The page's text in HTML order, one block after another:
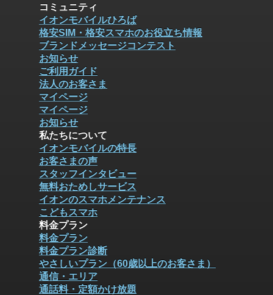
コミュニティ
イオンモバイルひろば
格安SIM・格安スマホのお役立ち情報
ブランドメッセージコンテスト
お知らせ
ご利用ガイド
法人のお客さま
マイページ
マイページ
お知らせ
私たちについて
イオンモバイルの特長
お客さまの声
スタッフインタビュー
無料おためしサービス
イオンのスマホメンテナンス
こどもスマホ
料金プラン
料金プラン
料金プラン診断
やさしいプラン（60歳以上のお客さま）
通信・エリア
通話料・定額かけ放題